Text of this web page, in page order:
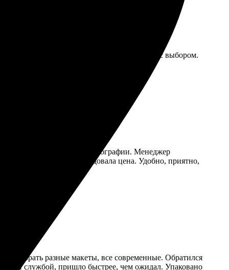
Поддержка всегда на связи, помогли с выбором.
шаблон, загрузил фотографии. Менеджер
реально порадовала цена. Удобно, приятно,
выбрать разные макеты, все современные. Обратился
службой, пришло быстрее, чем ожидал. Упаковано